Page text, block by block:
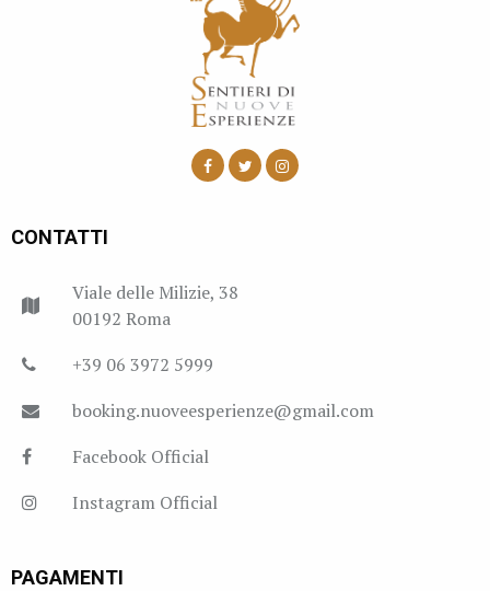
CONTATTI
Viale delle Milizie, 38
00192 Roma
+39 06 3972 5999
booking.nuoveesperienze@gmail.com
Facebook Official
Instagram Official
PAGAMENTI